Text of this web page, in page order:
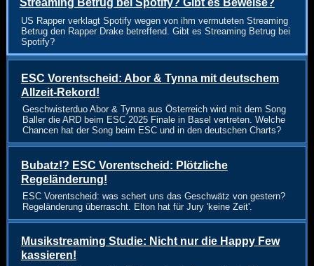
US Rapper verklagt Spotify wegen von ihm vermuteten Streaming
Betrug den Rapper Drake betreffend. Gibt es Streaming Betrug bei
Spotify?
ESC Vorentscheid: Abor & Tynna mit deutschem
Allzeit-Rekord!
Geschwisterduo Abor & Tynna aus Österreich wird mit dem Song
Baller die ARD beim ESC 2025 Finale in Basel vertreten. Welche
Chancen hat der Song beim ESC und in den deutschen Charts?
Bubatz!? ESC Vorentscheid: Plötzliche
Regeländerung!
ESC Vorentscheid: was schert uns das Geschwätz von gestern?
Regeländerung überrascht. Elton hat für Jury 'keine Zeit'.
Musikstreaming Studie: Nicht nur die Happy Few
kassieren!